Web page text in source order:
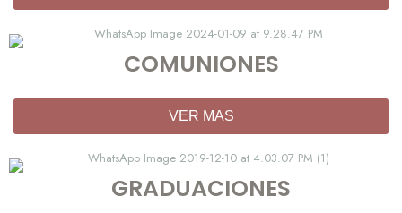
COMUNIONES
VER MAS
GRADUACIONES